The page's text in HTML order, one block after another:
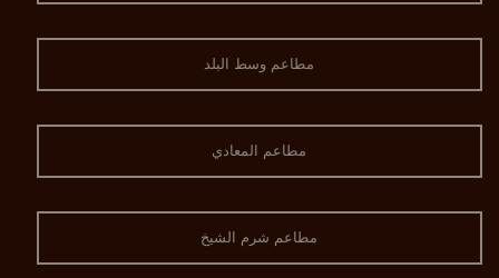
مطاعم وسط البلد
مطاعم المعادي
مطاعم شرم الشيخ